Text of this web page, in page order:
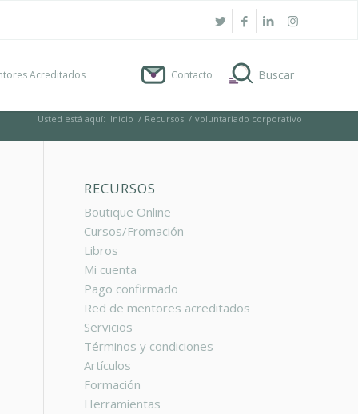
Acreditados Contacto
Usted está aquí: Inicio / Recursos / voluntariado corporativo
RECURSOS
Boutique Online
Cursos/Fromación
Libros
Mi cuenta
Pago confirmado
Red de mentores acreditados
Servicios
Términos y condiciones
Artículos
Formación
Herramientas